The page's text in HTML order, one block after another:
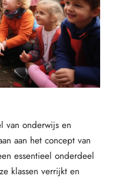
van onderwijs en
aan het concept van
essentieel onderdeel
klassen verrijkt en